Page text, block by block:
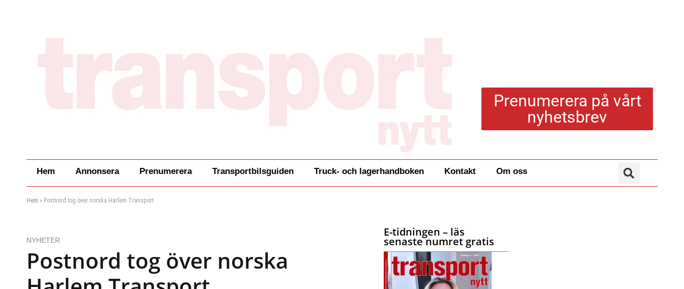
Prenumerera på vårt
nyhetsbrev
Hem Annonsera Prenumerera Transportbilsguiden Truck- och lagerhandboken Kontakt Om oss
Hem » Postnord tog över norska Harlem Transport
NYHETER
Postnord tog över norska
E-tidningen – läs
senaste numret gratis